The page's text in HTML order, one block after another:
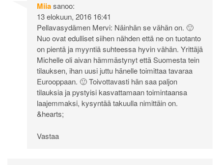
Miiasanoo:
13 elokuun, 2016 16:41
Pellavasydämen Mervi: Näinhän se vähän on. 🙂
Nuo ovat edulliset siihen nähden että ne on tuotanto
on pientä ja myyntiä suhteessa hyvin vähän. Yrittäjä
Michelle oli aivan hämmästynyt että Suomesta tein
tilauksen, ihan uusi juttu hänelle toimittaa tavaraa
Eurooppaan. 🙂 Toivottavasti hän saa paljon
tilauksia ja pystyisi kasvattamaan toimintaansa
laajemmaksi, kysyntää takuulla nimittäin on.
&hearts;
Vastaa